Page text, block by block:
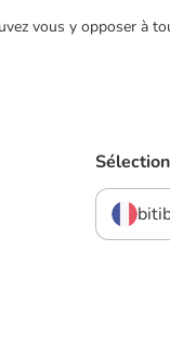
vous y opposer à